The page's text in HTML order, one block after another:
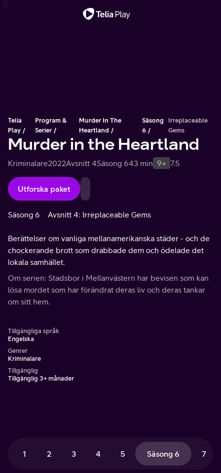
Telia
Play
Program &
Serier
Murder In The
Heartland
Säsong
6
Irreplaceable
Gems
Murder in the Heartland
Kriminalare2022Avsnitt 4Säsong 643 min 9+ 7.5
Utforska paket
Säsong 6 Avsnitt 4: Irreplaceable Gems
Berättelser om vanliga mellanamerikanska städer - och de
chockerande brott som drabbade dem och ödelade det
lokala samhället.
Om serien: Stadsbor i Mellanvästern har bevisen som kan
lösa mordet som har förändrat deras liv och deras tankar
om sitt hem.
Tillgängliga språk
Engelska
Genrer
Kriminalare
Tillgänglig
Tillgänglig 3+ månader
1 2 3 4 5 Säsong 6 7